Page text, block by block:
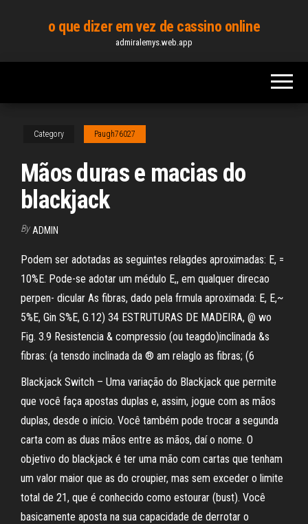
content
o que dizer em vez de cassino online
admiralemys.web.app
Category Paugh76027
Mãos duras e macias do
blackjack
By ADMIN
Podem ser adotadas as seguintes relagdes aproximadas: E, =
10%E. Pode-se adotar um médulo E,, em qualquer direcao
perpen- dicular As fibras, dado pela frmula aproximada: E, E,~
5%E, Gin S%E, G.12) 34 ESTRUTURAS DE MADEIRA, @ wo
Fig. 3.9 Resistencia & compressio (ou teagdo)inclinada &s
fibras: (a tensdo inclinada da ® am relaglo as fibras; (6
Blackjack Switch – Uma variação do Blackjack que permite
que você faça apostas duplas e, assim, jogue com as mãos
duplas, desde o início. Você também pode trocar a segunda
carta com as duas mãos entre as mãos, daí o nome. O
objetivo do blackjack é ter uma mão com cartas que tenham
um valor maior que as do croupier, mas sem exceder o limite
total de 21, que é conhecido como estourar (bust). Você
basicamente aposta na sua capacidade de derrotar o